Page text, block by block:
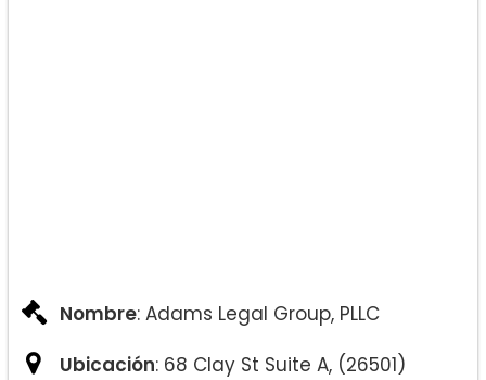
Nombre: Adams Legal Group, PLLC
Ubicación: 68 Clay St Suite A, (26501)